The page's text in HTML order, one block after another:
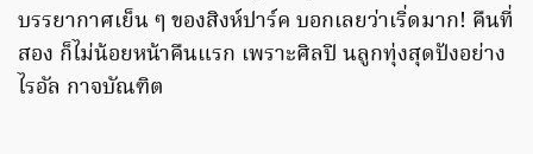
บรรยากาศเย็น ๆ ของสิงห์ปาร์ค บอกเลยว่าเริ่ดมาก! คืนที่
สอง ก็ไม่น้อยหน้าคืนแรก เพราะศิลปิ นลูกทุ่งสุดปังอย่าง
ไรอัล กาจบัณฑิต